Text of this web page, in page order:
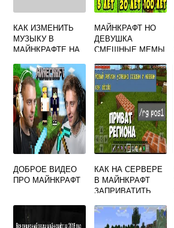
КАК ИЗМЕНИТЬ
МУЗЫКУ В
МАЙНКРАФТЕ НА
МАЙНКРАФТ НО
ДЕВУШКА
СМЕШНЫЕ МЕМЫ
ЧЕЛЛЕНДЖ НУБ И
ПРО ВИДЕО
ТРОЛЛИНГ
MINECRAFT
ДОБРОЕ ВИДЕО
ПРО МАЙНКРАФТ
КАК НА СЕРВЕРЕ
В МАЙНКРАФТ
ЗАПРИВАТИТЬ